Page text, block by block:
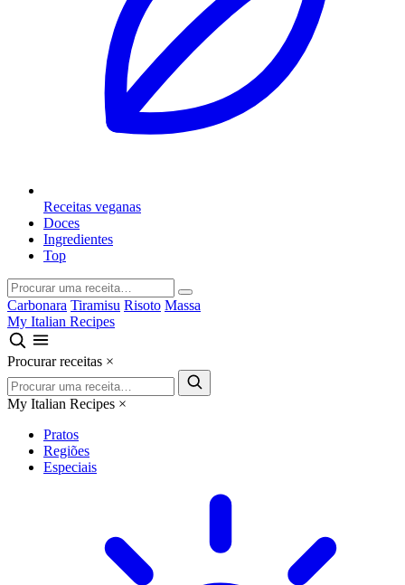
Receitas veganas
Doces
Ingredientes
Top
Carbonara Tiramisu Risoto Massa
My Italian Recipes
Procurar receitas ×
My Italian Recipes ×
Pratos
Regiões
Especiais